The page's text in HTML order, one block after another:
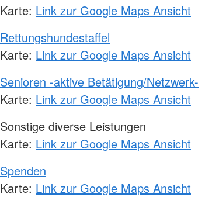
Karte: Link zur Google Maps Ansicht
Rettungshundestaffel
Karte: Link zur Google Maps Ansicht
Senioren -aktive Betätigung/Netzwerk-
Karte: Link zur Google Maps Ansicht
Sonstige diverse Leistungen
Karte: Link zur Google Maps Ansicht
Spenden
Karte: Link zur Google Maps Ansicht